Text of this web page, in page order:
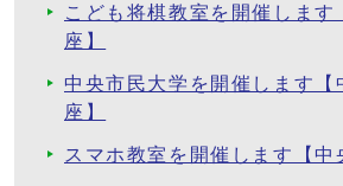
こども将棋教室を開催します
座】
中央市民大学を開催します【
座】
スマホ教室を開催します【中